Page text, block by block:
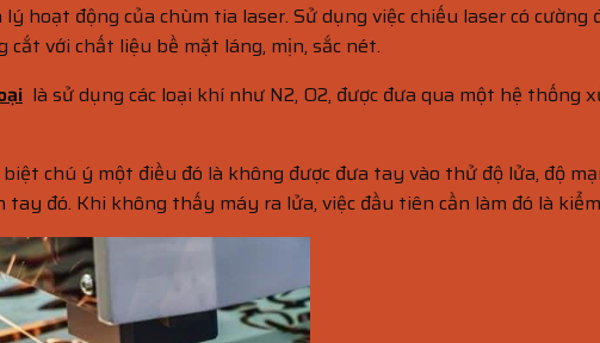
hoạt động của chùm tia laser. Sử dụng việc chiếu laser có
với chất liệu bề mặt láng, mịn, sắc nét.
là sử dụng các loại khí như N2, O2, được đưa qua một hệ
chú ý một điều đó là không được đưa tay vào thử độ lửa, độ
đó. Khi không thấy máy ra lửa, việc đầu tiên cần làm đó là